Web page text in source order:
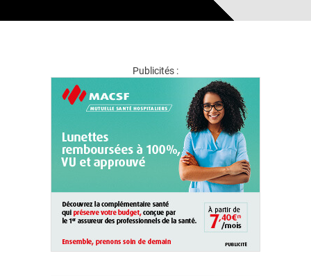
Publicités :